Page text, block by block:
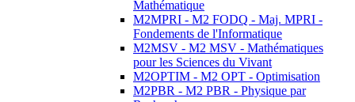
Mathématique
M2MPRI - M2 FODQ - Maj. MPRI -
Fondements de l'Informatique
M2MSV - M2 MSV - Mathématiques
pour les Sciences du Vivant
M2OPTIM - M2 OPT - Optimisation
M2PBR - M2 PBR - Physique par